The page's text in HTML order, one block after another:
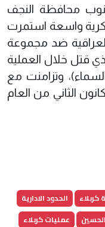
(الزركة) 15 كم جنوب محافظة النجف
واسعة استمرت
ضد مجموعة
قتل خلال العملية
وتزامنت مع
الثاني من العام
الحدود الادارية
عمليات كربلاء